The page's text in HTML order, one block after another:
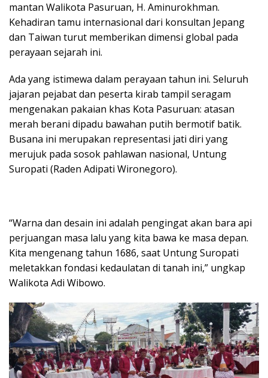
mantan Walikota Pasuruan, H. Aminurokhman.
Kehadiran tamu internasional dari konsultan Jepang
dan Taiwan turut memberikan dimensi global pada
perayaan sejarah ini.
Ada yang istimewa dalam perayaan tahun ini. Seluruh
jajaran pejabat dan peserta kirab tampil seragam
mengenakan pakaian khas Kota Pasuruan: atasan
merah berani dipadu bawahan putih bermotif batik.
Busana ini merupakan representasi jati diri yang
merujuk pada sosok pahlawan nasional, Untung
Suropati (Raden Adipati Wironegoro).
“Warna dan desain ini adalah pengingat akan bara api
perjuangan masa lalu yang kita bawa ke masa depan.
Kita mengenang tahun 1686, saat Untung Suropati
meletakkan fondasi kedaulatan di tanah ini,” ungkap
Walikota Adi Wibowo.